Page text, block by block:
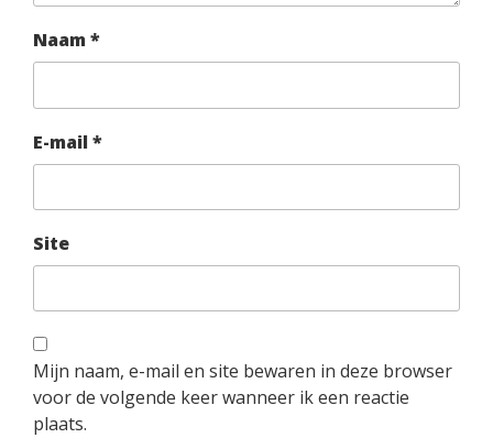
Naam *
E-mail *
Site
Mijn naam, e-mail en site bewaren in deze browser
voor de volgende keer wanneer ik een reactie
plaats.